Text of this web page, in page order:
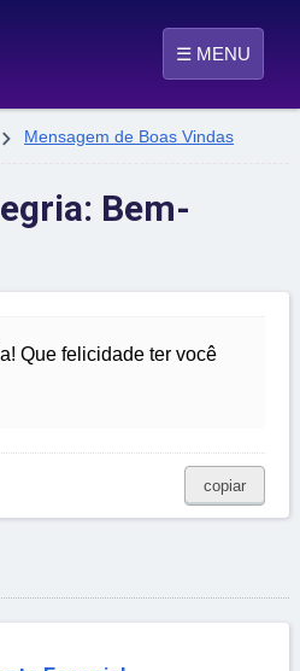
☰ MENU
 Mensagem de Boas Vindas
Bem-
Que felicidade ter você
copiar